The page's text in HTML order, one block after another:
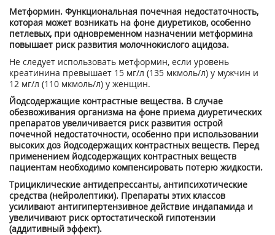
Метформин. Функциональная почечная недостаточность,
которая может возникать на фоне диуретиков, особенно
петлевых, при одновременном назначении метформина
повышает риск развития молочнокислого ацидоза.
Не следует использовать метформин, если уровень
креатинина превышает 15 мг/л (135 мкмоль/л) у мужчин и
12 мг/л (110 мкмоль/л) у женщин.
Йодсодержащие контрастные вещества. В случае
обезвоживания организма на фоне приема диуретических
препаратов увеличивается риск развития острой
почечной недостаточности, особенно при использовании
высоких доз йодсодержащих контрастных веществ. Перед
применением йодсодержащих контрастных веществ
пациентам необходимо компенсировать потерю жидкости.
Трициклические антидепрессанты, антипсихотические
средства (нейролептики). Препараты этих классов
усиливают антигипертензивное действие индапамида и
увеличивают риск ортостатической гипотензии
(аддитивный эффект).